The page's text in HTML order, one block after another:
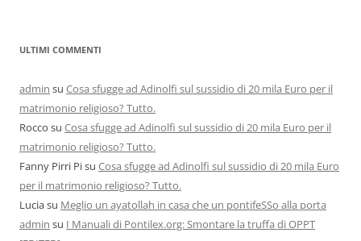
ULTIMI COMMENTI
admin su Cosa sfugge ad Adinolfi sul sussidio di 20 mila Euro per il
matrimonio religioso? Tutto.
Rocco su Cosa sfugge ad Adinolfi sul sussidio di 20 mila Euro per il
matrimonio religioso? Tutto.
Fanny Pirri Pisu Cosa sfugge ad Adinolfi sul sussidio di 20 mila Euro
per il matrimonio religioso? Tutto.
Luciasu Meglio un ayatollah in casa che un pontifeSSo alla porta
admin su I Manuali di Pontilex.org: Smontare la truffa di OPPT